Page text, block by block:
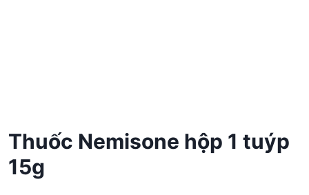
Thuốc Nemisone hộp 1 tuýp
15g